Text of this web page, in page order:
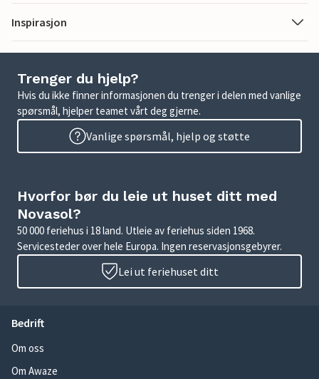
Inspirasjon
Trenger du hjelp?
Hvis du ikke finner informasjonen du trenger i delen med vanlige
spørsmål, hjelper teamet vårt deg gjerne.
Vanlige spørsmål, hjelp og støtte
Hvorfor bør du leie ut huset ditt med
Novasol?
50 000 feriehus i 18 land. Utleie av feriehus siden 1968.
Servicesteder over hele Europa. Ingen reservasjonsgebyrer.
Lei ut feriehuset ditt
Bedrift
Om oss
Om Awaze